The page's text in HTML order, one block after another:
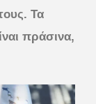
Τα
πράσινα,